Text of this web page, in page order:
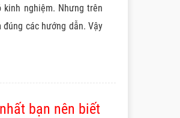
nghiệm. Nhưng trên
các hướng dẫn. Vậy
bạn nên biết